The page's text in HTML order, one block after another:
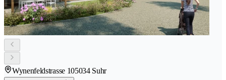
Wynenfeldstrasse 105034 Suhr